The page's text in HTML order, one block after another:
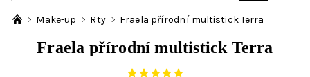
Make-up Rty Fraela přírodní multistick Terra
Fraela přírodní multistick Terra